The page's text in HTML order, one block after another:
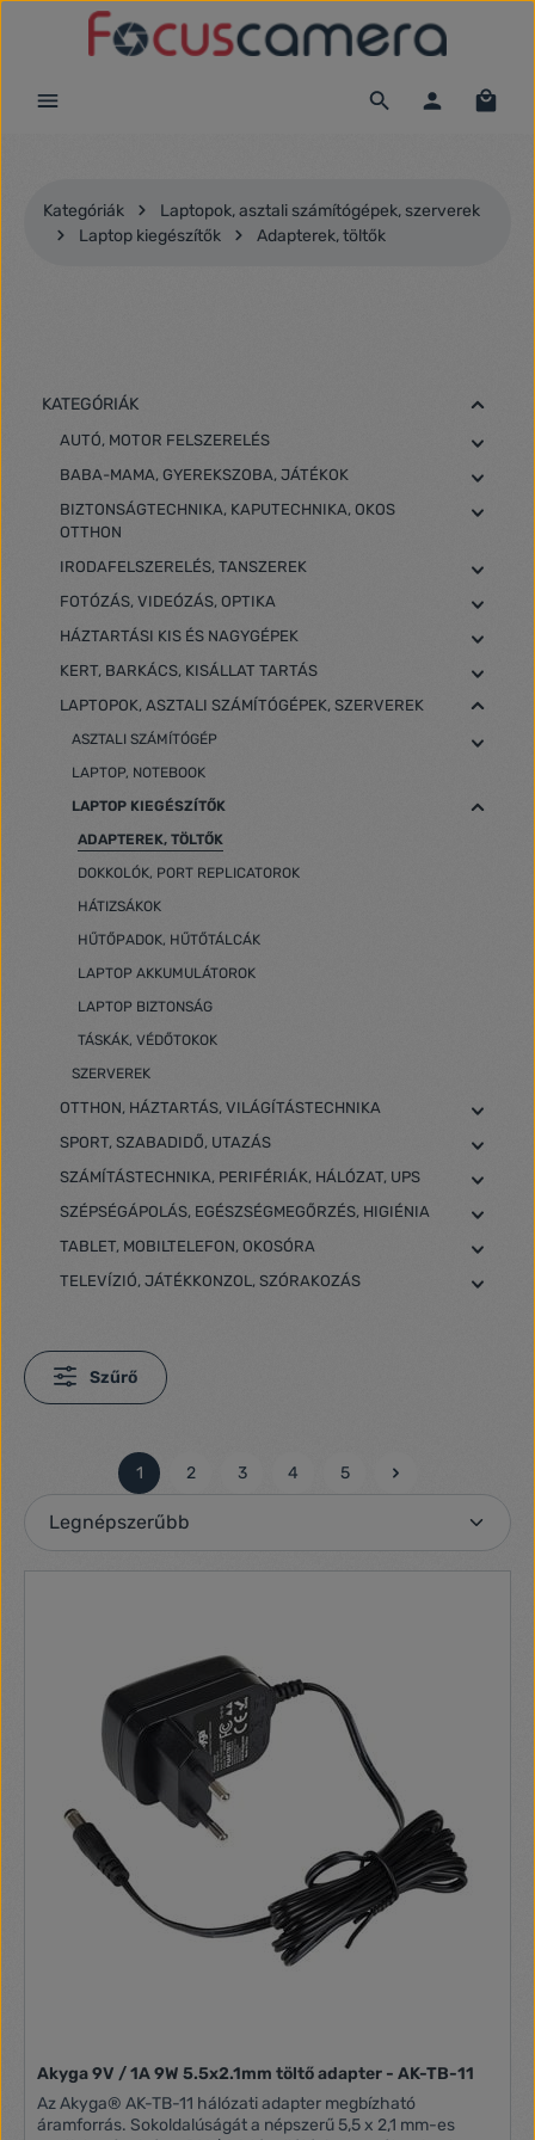
Ugrás a fő tartalomra
Kategóriák
Laptopok, asztali számítógépek, szerverek
Laptop kiegészítők
Adapterek, töltők
KATEGÓRIÁK
AUTÓ, MOTOR FELSZERELÉS
BABA-MAMA, GYEREKSZOBA, JÁTÉKOK
BIZTONSÁGTECHNIKA, KAPUTECHNIKA, OKOS
OTTHON
IRODAFELSZERELÉS, TANSZEREK
FOTÓZÁS, VIDEÓZÁS, OPTIKA
HÁZTARTÁSI KIS ÉS NAGYGÉPEK
KERT, BARKÁCS, KISÁLLAT TARTÁS
LAPTOPOK, ASZTALI SZÁMÍTÓGÉPEK, SZERVEREK
ASZTALI SZÁMÍTÓGÉP
LAPTOP, NOTEBOOK
LAPTOP KIEGÉSZÍTŐK
ADAPTEREK, TÖLTŐK
DOKKOLÓK, PORT REPLICATOROK
HÁTIZSÁKOK
HŰTŐPADOK, HŰTŐTÁLCÁK
LAPTOP AKKUMULÁTOROK
LAPTOP BIZTONSÁG
TÁSKÁK, VÉDŐTOKOK
SZERVEREK
OTTHON, HÁZTARTÁS, VILÁGÍTÁSTECHNIKA
SPORT, SZABADIDŐ, UTAZÁS
SZÁMÍTÁSTECHNIKA, PERIFÉRIÁK, HÁLÓZAT, UPS
SZÉPSÉGÁPOLÁS, EGÉSZSÉGMEGŐRZÉS, HIGIÉNIA
TABLET, MOBILTELEFON, OKOSÓRA
TELEVÍZIÓ, JÁTÉKKONZOL, SZÓRAKOZÁS
Szűrő
Oldal
1
Oldal
2
Oldal
3
Oldal
4
Oldal
5
Akyga 9V / 1A 9W 5.5x2.1mm töltő adapter - AK-TB-11
Az Akyga® AK-TB-11 hálózati adapter megbízható
áramforrás. Sokoldalúságát a népszerű 5,5 x 2,1 mm-es